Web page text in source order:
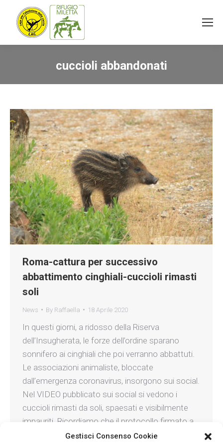
Gestisci Consenso Cookie
cuccioli abbandonati
Roma-cattura per successivo
abbattimento cinghiali-cuccioli rimasti
soli
News By Raffaella 18 Aprile 2020
In questi giorni, a ridosso della Riserva
dell’Insugherata, le forze dell’ordine sparano
sonnifero ai cinghiali che poi verranno abbattuti.
Le associazioni animaliste, bloccate
dall’emergenza coronavirus, insorgono sui social.
Nel VIDEO pubblicato sui social si vedono i
cuccioli rimasti da soli, spaesati e visibilmente
impauriti. Ricordiamo che il protocollo firmato a
maggio 2019 alla Regione Lazio…